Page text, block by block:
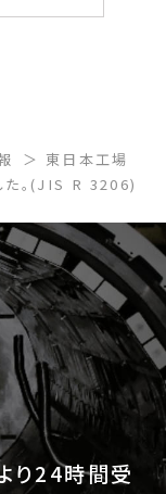
東日本工場
た。(JIS R 3206)
り24時間受